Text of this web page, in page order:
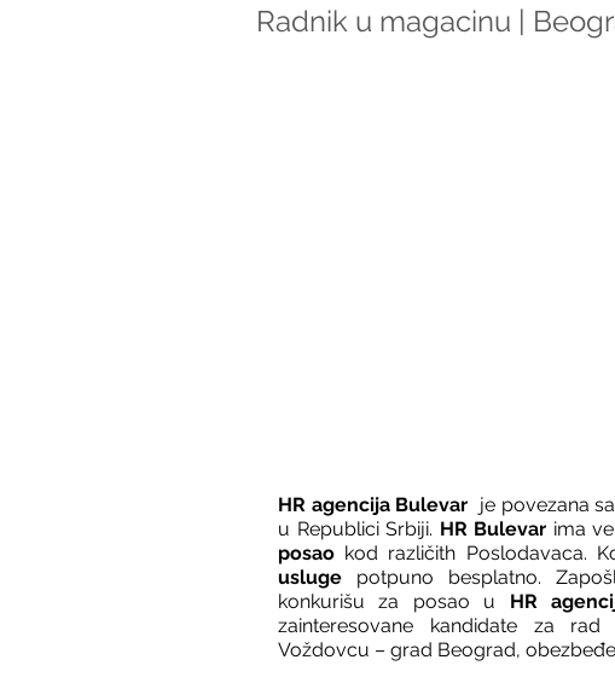
Radnik u magacinu |
HR agencija Bulevar
je povezana
u Republici Srbiji. HR Bulevar ima
posao kod različith Poslodavaca.
usluge potpuno besplatno.
konkurišu za posao u HR
zainteresovane kandidate za
Voždovcu – grad Beograd,